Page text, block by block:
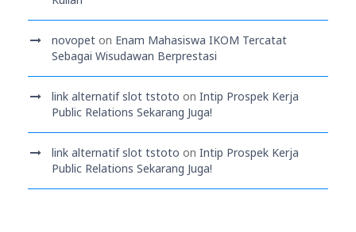
novopet on Enam Mahasiswa IKOM Tercatat
Sebagai Wisudawan Berprestasi
link alternatif slot tstoto on Intip Prospek Kerja
Public Relations Sekarang Juga!
link alternatif slot tstoto on Intip Prospek Kerja
Public Relations Sekarang Juga!